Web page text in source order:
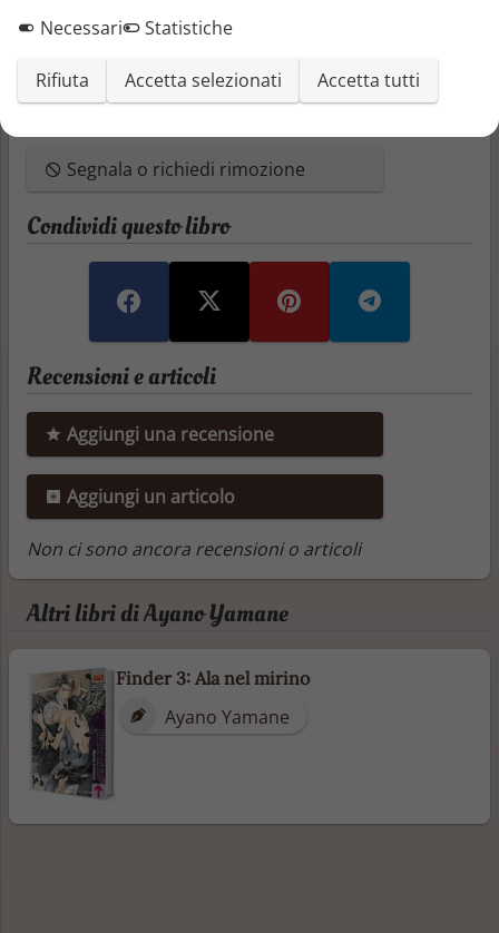
Pubblicazione
06/01/2021
Segnala o richiedi rimozione
Condividi questo libro
Recensioni e articoli
Aggiungi una recensione
Aggiungi un articolo
Non ci sono ancora recensioni o articoli
Altri libri di Ayano Yamane
Finder 3: Ala nel mirino
Ayano Yamane
Necessari
Statistiche
Rifiuta Accetta selezionati Accetta tutti